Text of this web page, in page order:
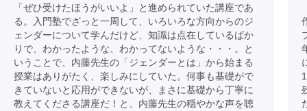
「ぜひ受けたほうがいいよ」と進められていた講座であ
る。入門塾でざっと一周して、いろいろな方向からのジ
ェンダーについて学んだけど、知識は点在しているばか
りで、わかったような、わかってないような・・・。と
いうことで、内藤先生の「ジェンダーとは」から始まる
授業はありがたく、楽しみにしていた。何事も基礎がで
きていないと応用ができないが、まさに基礎から丁寧に
教えてくださる講座だ！と、内藤先生の穏やかな声を聴